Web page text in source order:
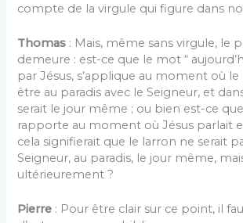
compte de la virgule qui figure dans
Thomas : Mais, même sans virgule, le
demeure : est-ce que le mot “
par Jésus, s’applique au moment où
être au paradis avec le Seigneur, et
serait le jour même ; ou bien est-ce
rapporte au moment où Jésus parlait
cela signifierait que le larron ne serait
Seigneur, au paradis, le jour même,
ultérieurement ?
Pierre : Pour être clair sur ce point, il